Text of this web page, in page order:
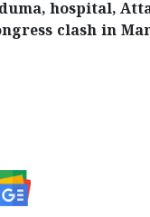
hospital,
clash in